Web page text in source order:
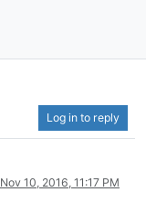
Log in to reply
Nov 10, 2016, 11:17 PM